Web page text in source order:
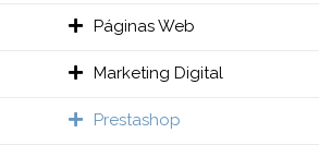
Páginas Web
Marketing Digital
Prestashop